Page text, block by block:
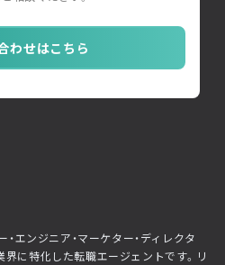
わせはこちら
エンジニア・マーケター・ディレクタ
界に特化した転職エージェントです。リ